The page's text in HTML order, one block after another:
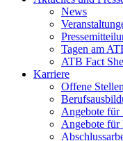
News
Tagen am
ATB Fact
Karriere
Offene Stellen
Angebote für
Angebote für